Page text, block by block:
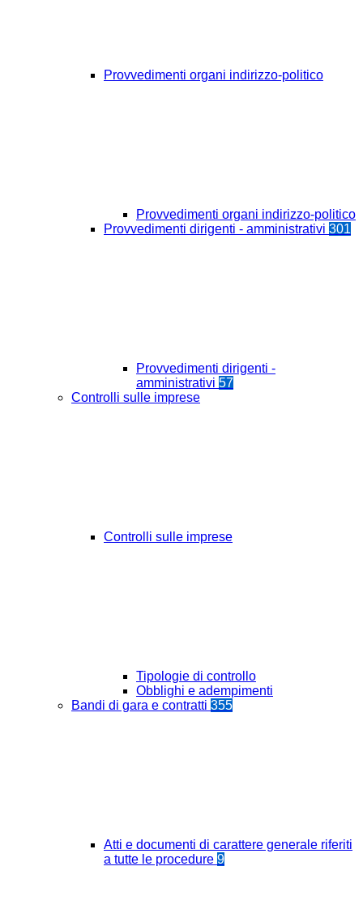
Provvedimenti organi indirizzo-politico
Provvedimenti organi indirizzo-politico
Provvedimenti dirigenti - amministrativi 301
Provvedimenti dirigenti -
amministrativi 57
Controlli sulle imprese
Controlli sulle imprese
Tipologie di controllo
Obblighi e adempimenti
Bandi di gara e contratti 355
Atti e documenti di carattere generale riferiti
a tutte le procedure 9